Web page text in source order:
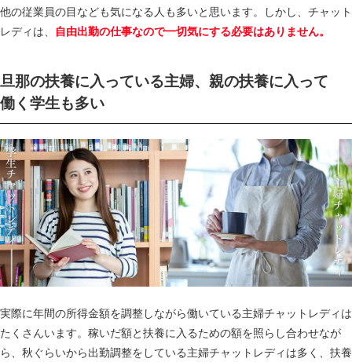
他の従業員の目なども気になる人も多いと思います。しかし、チャット
レディは、
自由出勤の仕事なので一切気にする必要はありません。
旦那の扶養に入っている主婦、親の扶養に入って
働く学生も多い
実際に年間の所得金額を調整しながら働いている主婦チャットレディは
たくさんいます。稼いだ額と扶養に入るための額を照らし合わせなが
ら、秋ぐらいから出勤調整をしている主婦チャットレディは多く、扶養